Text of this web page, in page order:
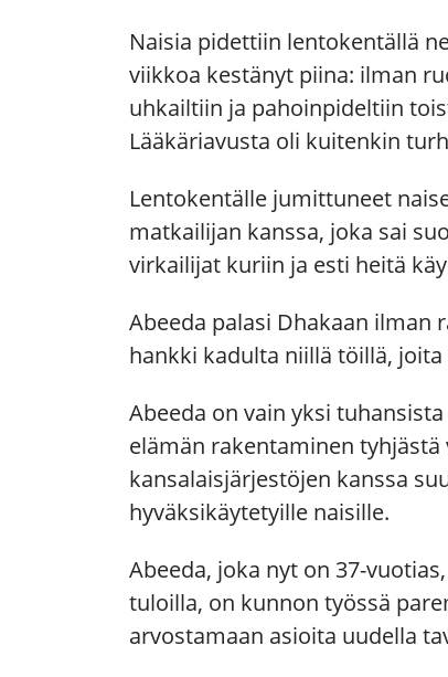
Naisia pidettiin lentokentällä
viikkoa kestänyt piina: ilman
uhkailtiin ja pahoinpideltiin
Lääkäriavusta oli kuitenkin
Lentokentälle jumittuneet
matkailijan kanssa, joka sai
virkailijat kuriin ja esti heitä
Abeeda palasi Dhakaan ilman
hankki kadulta niillä töillä, joita
Abeeda on vain yksi
elämän rakentaminen
kansalaisjärjestöjen kanssa
hyväksikäytetyille naisille.
Abeeda, joka nyt on 37-
tuloilla, on kunnon työssä
arvostamaan asioita uudella